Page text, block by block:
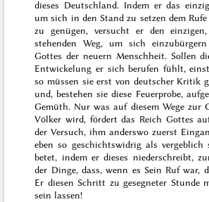
dieses Deutschland. Indem er das
um sich in den Stand zu setzen dem
zu genügen, versucht er den
stehenden Weg, um sich
Gottes der neuern Menschheit. Sollen
Entwickelung er sich berufen fühlt,
so müssen sie erst von deutscher Kritik
und, bestehen sie diese Feuerprobe,
Gemüth. Nur was auf diesem Wege zur
Völker wird, fördert das Reich Gottes
der Versuch, ihm anderswo zuerst
eben so geschichtswidrig als
betet, indem er dieses niederschreibt,
der Dinge, dass, wenn es Sein Ruf war,
Er diesen Schritt zu gesegneter Stunde
sein lassen!